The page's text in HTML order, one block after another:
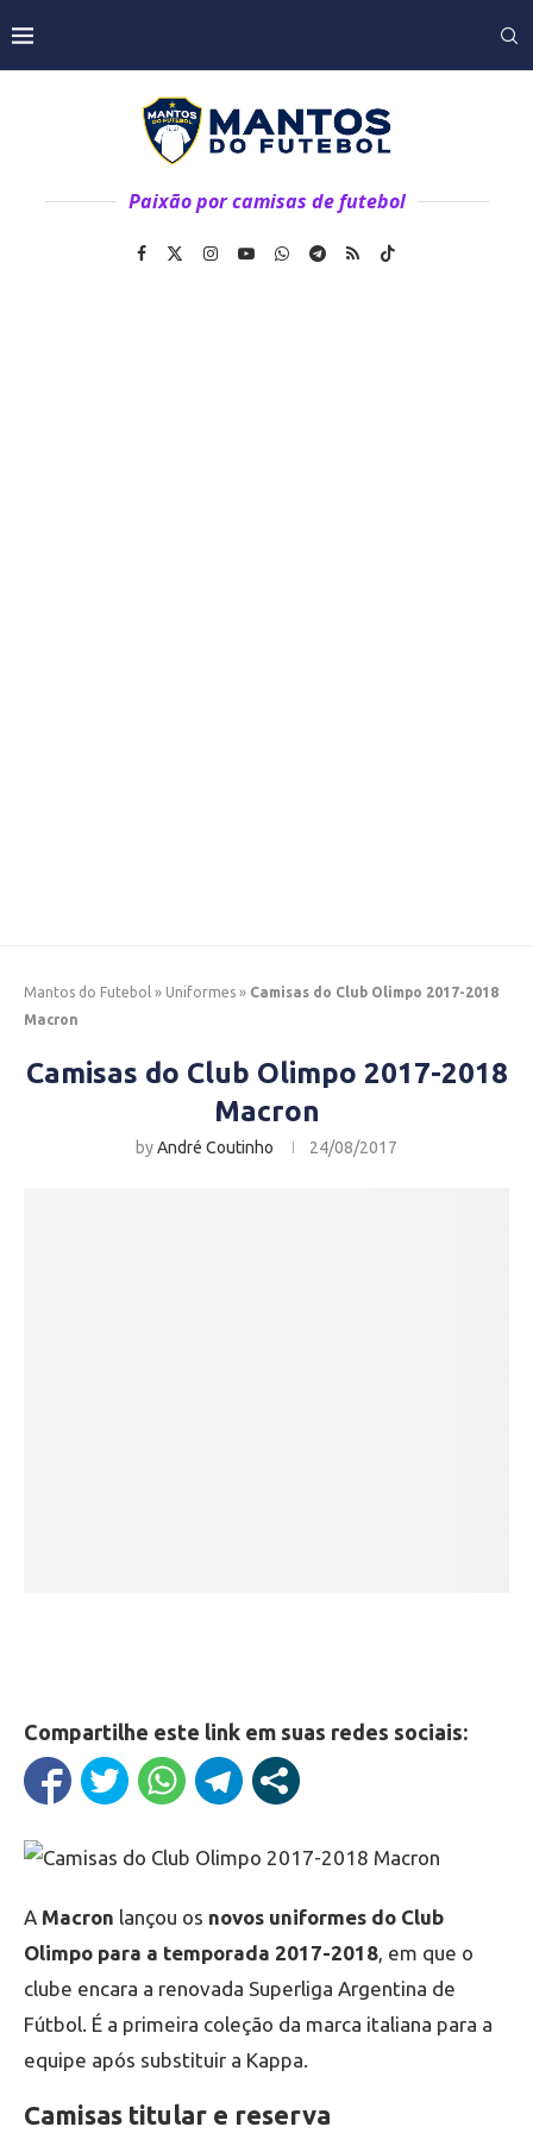
Paixão por camisas de futebol
Mantos do Futebol » Uniformes » Camisas do Club Olimpo 2017-2018
Macron
Camisas do Club Olimpo 2017-2018
Macron
byAndré Coutinho 24/08/2017
Compartilhe este link em suas redes sociais:
A Macron lançou os novos uniformes do Club
Olimpo para a temporada 2017-2018, em que o
clube encara a renovada Superliga Argentina de
Fútbol. É a primeira coleção da marca italiana para a
equipe após substituir a Kappa.
Camisas titular e reserva